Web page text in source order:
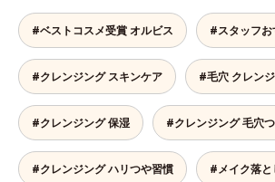
#ベストコスメ受賞 オルビス #スタッフ
#クレンジング スキンケア #毛穴 クレン
#クレンジング 保湿 #クレンジング 毛穴
#クレンジング ハリつや習慣 #メイク落